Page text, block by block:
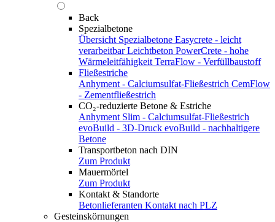
Back
Spezialbetone
Übersicht Spezialbetone Easycrete - leicht
verarbeitbar Leichtbeton PowerCrete - hohe
Wärmeleitfähigkeit TerraFlow - Verfüllbaustoff
Fließestriche
Anhyment - Calciumsulfat-Fließestrich CemFlow
- Zementfließestrich
CO₂-reduzierte Betone & Estriche
Anhyment Slim - Calciumsulfat-Fließestrich
evoBuild - 3D-Druck evoBuild - nachhaltigere
Betone
Transportbeton nach DIN
Zum Produkt
Mauermörtel
Zum Produkt
Kontakt & Standorte
Betonlieferanten Kontakt nach PLZ
Gesteinskörnungen